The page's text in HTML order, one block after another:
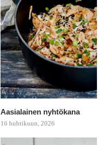
Aasialainen nyhtökana
16 huhtikuun, 2026